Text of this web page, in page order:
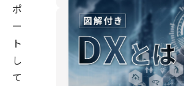
ポ
ー
ト
し
て